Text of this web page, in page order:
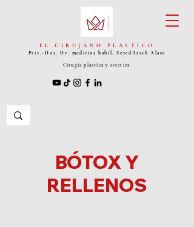
EL CIRUJANO PLÁSTICO
Priv.-Doz. Dr. medicina habil. Seyed Arash Alaui
Cirugia plastica y estetica
BÓTOX Y
RELLENOS